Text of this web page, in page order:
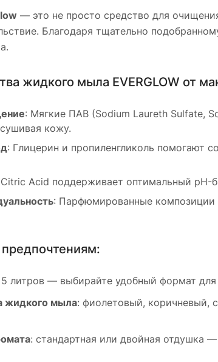
— это не просто средство для
Благодаря тщательно
жидкого мыла EVERGLOW от
: Мягкие ПАВ (Sodium Laureth Sulfate,
кожу.
: Глицерин и пропиленгликоль помогают
Acid поддерживает оптимальный pH-
: Парфюмированные композиции
5 литров — выбирайте удобный формат
жидкого мыла: фиолетовый, коричневый,
: стандартная или двойная отдушка